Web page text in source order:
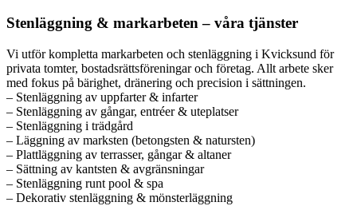
Stenläggning & markarbeten – våra tjänster
Vi utför kompletta markarbeten och stenläggning i Kvicksund för
privata tomter, bostadsrättsföreningar och företag. Allt arbete sker
med fokus på bärighet, dränering och precision i sättningen.
– Stenläggning av uppfarter & infarter
– Stenläggning av gångar, entréer & uteplatser
– Stenläggning i trädgård
– Läggning av marksten (betongsten & natursten)
– Plattläggning av terrasser, gångar & altaner
– Sättning av kantsten & avgränsningar
– Stenläggning runt pool & spa
– Dekorativ stenläggning & mönsterläggning